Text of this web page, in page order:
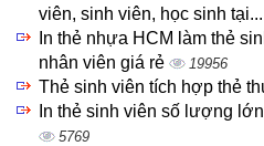
viên, sinh viên, học sinh tại...
In thẻ nhựa HCM làm thẻ
nhân viên giá rẻ
19956
Thẻ sinh viên tích hợp thẻ
In thẻ sinh viên số lượng
5769